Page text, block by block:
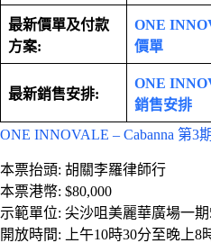
最新價單及付款
方案:
ONE
價單
最新銷售安排:
ONE
銷售安排
ONE INNOVALE – Cabanna 第3
本票抬頭: 胡關李羅律師行
本票港幣: $80,000
示範單位: 尖沙咀美麗華廣場一
開放時間: 上午10時30分至晚上8